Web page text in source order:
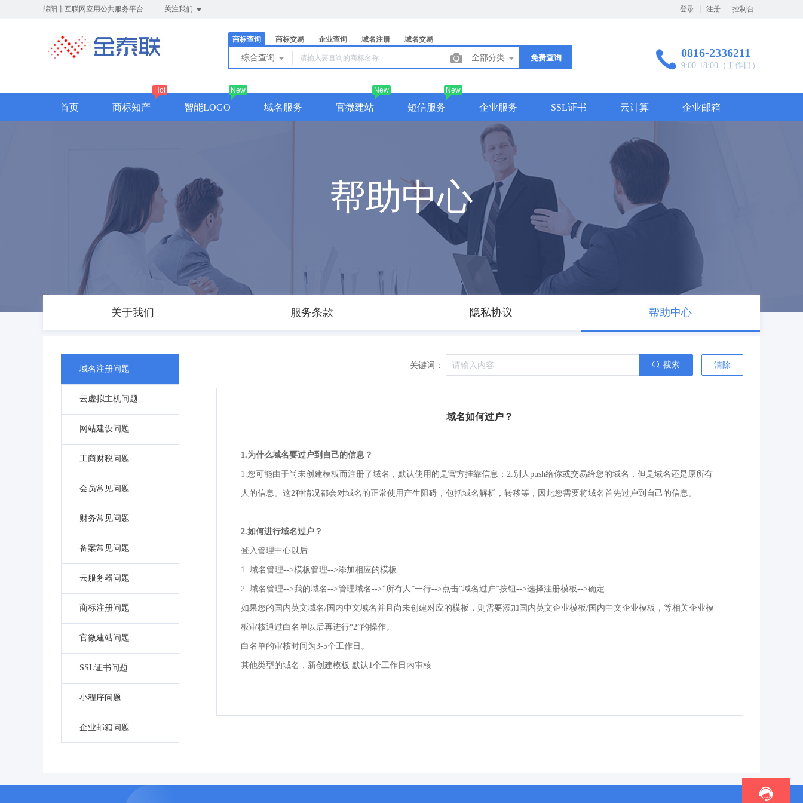
绵阳市互联网应用公共服务平台 关注我们 登录 注册 控制台
商标查询 商标交易 企业查询 域名注册 域名交易
综合查询 全部分类 免费查询 0816-2336211
9:00-18:00（工作日）
首页 商标知产
Hot
智能LOGO
New
域名服务 官微建站
New
短信服务
New
企业服务 SSL证书 云计算 企业邮箱
帮助中心
关于我们 服务条款 隐私协议 帮助中心
域名注册问题
云虚拟主机问题
网站建设问题
工商财税问题
会员常见问题
财务常见问题
备案常见问题
云服务器问题
商标注册问题
官微建站问题
SSL证书问题
小程序问题
企业邮箱问题
关键词： 搜索 清除
域名如何过户？
1.为什么域名要过户到自己的信息？
1.您可能由于尚未创建模板而注册了域名，默认使用的是官方挂靠信息；2.别人push给你或交易给您的域名，但是域名还是原所有
人的信息。这2种情况都会对域名的正常使用产生阻碍，包括域名解析，转移等，因此您需要将域名首先过户到自己的信息。
2.如何进行域名过户？
登入管理中心以后
1. 域名管理-->模板管理-->添加相应的模板
2. 域名管理-->我的域名-->管理域名-->“所有人”一行-->点击“域名过户”按钮-->选择注册模板-->确定
如果您的国内英文域名/国内中文域名并且尚未创建对应的模板，则需要添加国内英文企业模板/国内中文企业模板，等相关企业模
板审核通过白名单以后再进行“2”的操作。
白名单的审核时间为3-5个工作日。
其他类型的域名，新创建模板 默认1个工作日内审核